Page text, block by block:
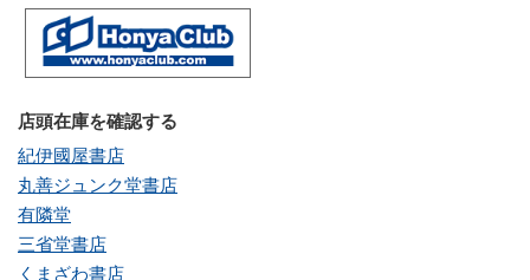
店頭在庫を確認する
紀伊國屋書店
丸善ジュンク堂書店
有隣堂
三省堂書店
くまざわ書店